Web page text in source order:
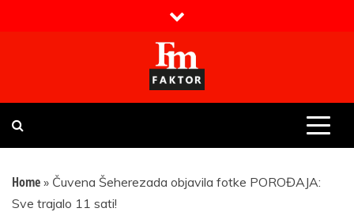
Faktor magazin
Uvijek presudan
Home » Čuvena Šeherezada objavila fotke POROĐAJA:
Sve trajalo 11 sati!